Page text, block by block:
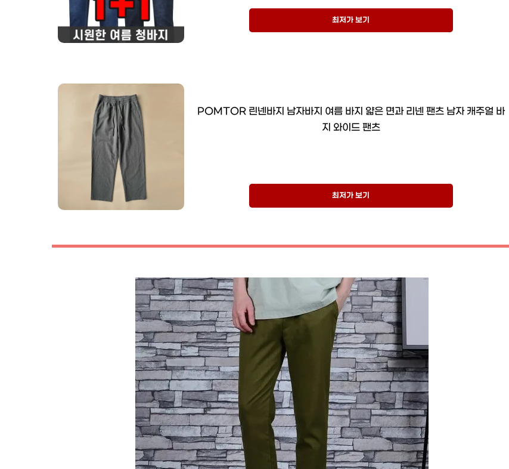
최저가 보기
POMTOR 린넨바지 남자바지 여름 바지 얇은 면과 리넨 팬츠 남자 캐주얼 바
지 와이드 팬츠
최저가 보기